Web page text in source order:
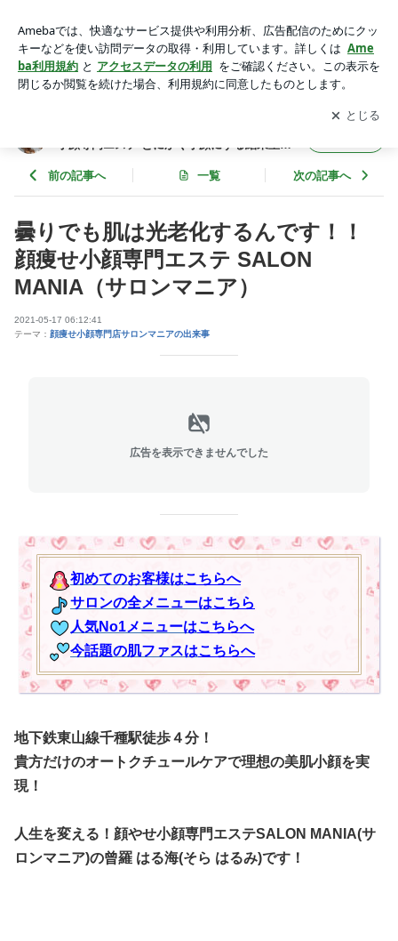
LON MANIA（サロンマニア） | 名古屋発！地下鉄東山線千種
駅徒歩4分 開運小顔専門エステ とにかく小顔にする結果重
視！ SALON MANIA(サロン マニア)
アプリをダウンロードして ブログの更新通知
を受け取りまし
ょう。
開く
小顔専門エステ とにかく小顔にする結果重
前の記事へ 一覧 次の記事へ
曇りでも肌は光老化するんです！！
顔痩せ小顔専門エステ SALON
MANIA（サロンマニア）
2021-05-17 06:12:41
テーマ： 顔痩せ小顔専門店サロンマニアの出来事
広告を表示できませんでした
初めてのお客様はこちらへ
サロンの全メニューはこちら
人気No1メニューはこちらへ
今話題の肌ファスはこちらへ
地下鉄東山線千種駅徒歩４分！
貴方だけのオートクチュールケアで理想の美肌小顔を実
現！
人生を変える！顔やせ小顔専門エステSALON MANIA(サ
ロンマニア)の曾羅 はる海(そら はるみ)です！